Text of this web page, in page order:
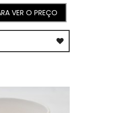
VER O PREÇO